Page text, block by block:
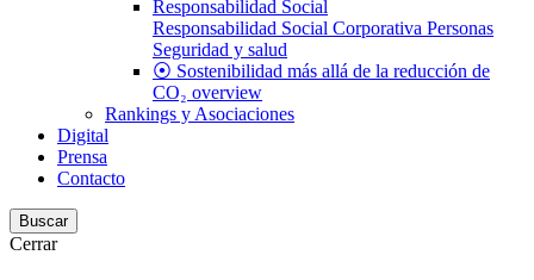
Responsabilidad Social
Responsabilidad Social Corporativa Personas
Seguridad y salud
⦿ Sostenibilidad más allá de la reducción de
CO₂ overview
Rankings y Asociaciones
Digital
Prensa
Contacto
Buscar
Cerrar